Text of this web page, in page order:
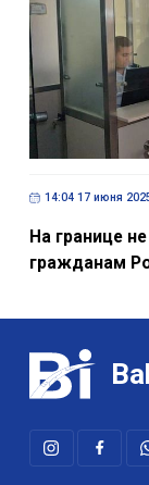
14:04 17 июня
На границе
гражданам